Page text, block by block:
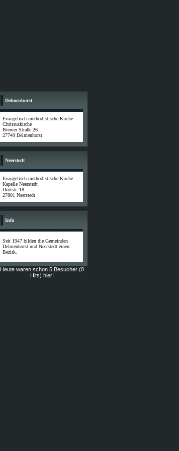
Delmenhorst
Evangelisch-methodistische Kirche
Christuskirche
Bremer Straße 26
27749 Delmenhorst
Neerstedt
Evangelisch-methodistische Kirche
Kapelle Neerstedt
Dorfstr. 18
27801 Neerstedt
Info
Seit 1947 bilden die Gemeinden
Delmenhorst und Neerstedt einen
Bezirk.
Heute waren schon 5 Besucher (8
Hits) hier!